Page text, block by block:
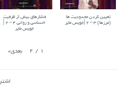
فشارهای بیش از ظرفیت
جویس مایر
تعیین کردن محدودیت ها
(مرزها) ۳ – ۲ |جویس مایر
1
/
2 بعدی»